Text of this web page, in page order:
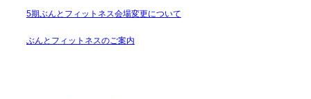
5期ぶんとフィットネス会場変更について
ぶんとフィットネスのご案内